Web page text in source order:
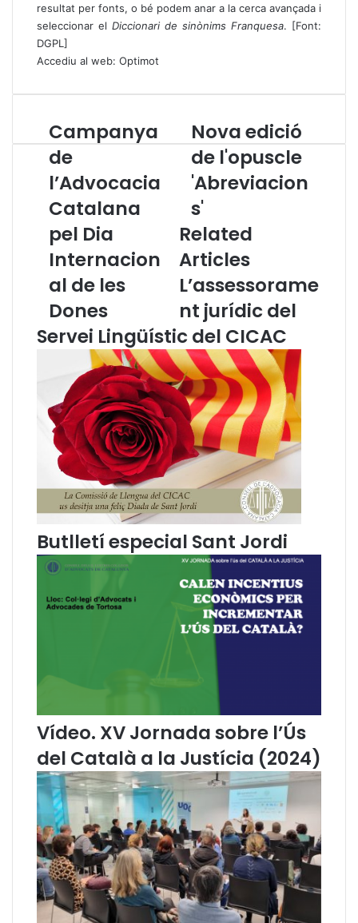
resultat per fonts, o bé podem anar a la cerca avançada i
seleccionar el Diccionari de sinònims Franquesa. [Font:
DGPL]
Accediu al web: Optimot
C
a
m
p
n
y
a
l
d
a
c
t
l
a
a
p
I
n
e
r
n
a
c
i
o
n
a
Campanya
de
l’Advocacia
Catalana
pel Dia
Internacion
al de les
Dones
N
o
v
a
d
c
ó
d
e
o
p
u
s
c
e
b
e
v
i
a
c
i
n
Nova edició
de l'opuscle
'Abreviacion
s'
Related
Articles
L’assessorame
nt jurídic del
Servei Lingüístic del CICAC
Butlletí especial Sant Jordi
Vídeo. XV Jornada sobre l’Ús
del Català a la Justícia (2024)